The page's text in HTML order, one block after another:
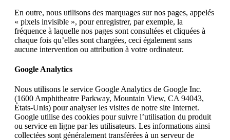
En outre, nous utilisons des marquages sur nos pages, appelés
« pixels invisible », pour enregistrer, par exemple, la
fréquence à laquelle nos pages sont consultées et cliquées à
chaque fois qu’elles sont chargées, ceci également sans
aucune intervention ou attribution à votre ordinateur.
Google Analytics
Nous utilisons le service Google Analytics de Google Inc.
(1600 Amphitheatre Parkway, Mountain View, CA 94043,
États-Unis) pour analyser les visites de notre site Internet.
Google utilise des cookies pour suivre l’utilisation du produit
ou service en ligne par les utilisateurs. Les informations ainsi
collectées sont généralement transférées à un serveur de